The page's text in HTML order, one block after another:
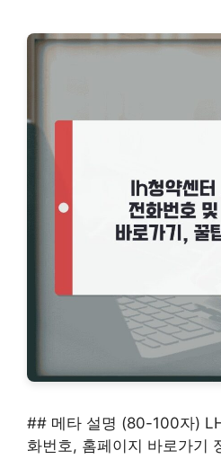
## 메타 설명 (80-100자)
화번호, 홈페이지 바로가기